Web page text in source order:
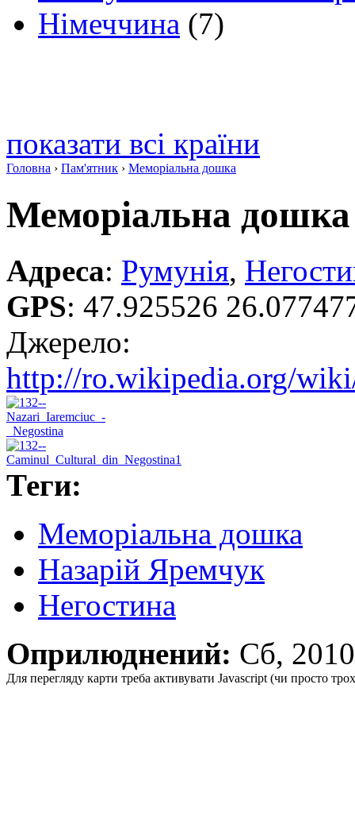
Німеччина (7)
показати всі країни
Головна › Пам'ятник › Меморіальна дошка
Меморіальна
Адреса: Румунія,
GPS: 47.925526
Джерело:
http://ro.wikipedia.org/
Теги:
Меморіальна дошка
Назарій Яремчук
Негостина
Оприлюднений: Сб,
Для перегляду карти треба активувати Javascript (чи просто